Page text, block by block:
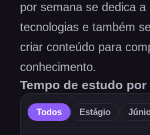
por semana se dedica
tecnologias e também
criar conteúdo para
conhecimento.
Tempo de estudo por
Todos Estágio